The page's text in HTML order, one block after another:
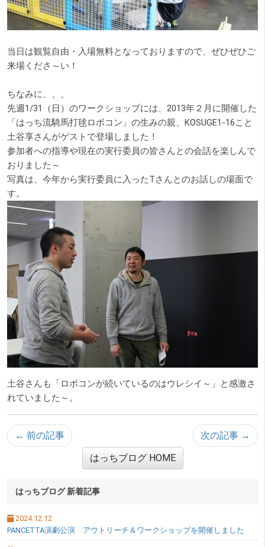
当日は観覧自由・入場無料となっておりますので、ぜひぜひご
来場くださ～い！
ちなみに、、、
先週1/31（日）のワークショップには、2013年２月に開催した
「はっち流騎馬打毬ロボコン」の生みの親、KOSUGE1-16こと
土谷享さんがゲストで登場しました！
参加者への指導や現在の実行委員の皆さんとの会話を楽しんで
おりました～
写真は、今年から実行委員に入ったTさんとのお話しの場面で
す。
土谷さんも「ロボコンが続いているのはウレシイ～」と感激さ
れていました～。
← 前の記事
次の記事 →
はっちブログ HOME
サブメニュー
はっちブログ 新着記事
2024.12.12
PANCETTA演劇公演 アウトリーチ＆ワークショップを開催しました